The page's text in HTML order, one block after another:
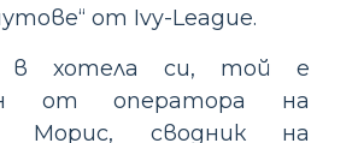
от Ivy-League.
в хотела си, той е
от оператора на
Морис, сводник на